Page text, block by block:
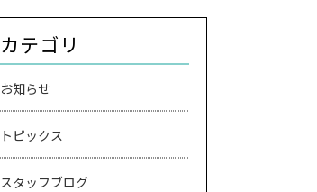
カテゴリ
お知らせ
トピックス
スタッフブログ